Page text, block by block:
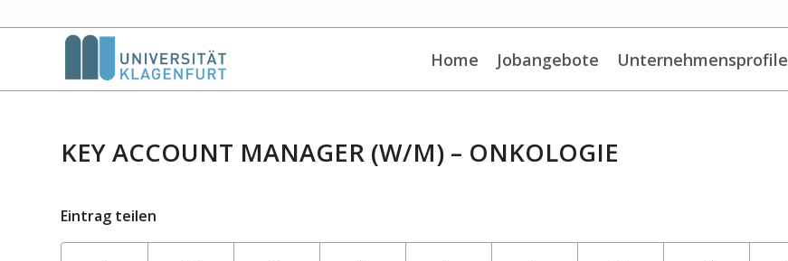
Home Jobangebote Unternehmensprofile
KEY ACCOUNT MANAGER (W/M) – ONKOLOGIE
Eintrag teilen